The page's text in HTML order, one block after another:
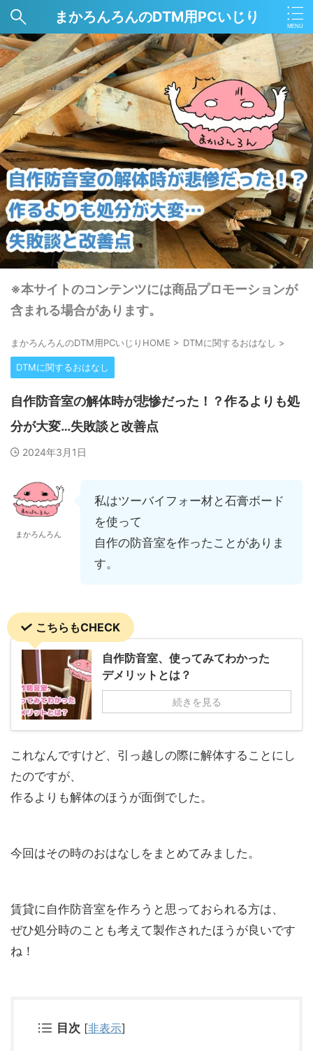
まかろんろんのDTM用PCいじり
※本サイトのコンテンツには商品プロモーションが
含まれる場合があります。
まかろんろんのDTM用PCいじりHOME > DTMに関するおはなし >
DTMに関するおはなし
自作防音室の解体時が悲惨だった！？作るよりも処
分が大変…失敗談と改善点
2024年3月1日
まかろんろん
私はツーバイフォー材と石膏ボード
を使って
自作の防音室を作ったことがありま
す。
こちらもCHECK
自作防音室、使ってみてわかった
デメリットとは？
続きを見る
これなんですけど、引っ越しの際に解体することにし
たのですが、
作るよりも解体のほうが面倒でした。
今回はその時のおはなしをまとめてみました。
賃貸に自作防音室を作ろうと思っておられる方は、
ぜひ処分時のことも考えて製作されたほうが良いです
ね！
目次 [非表示]